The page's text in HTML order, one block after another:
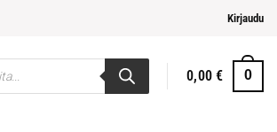
Kirjaudu
0,00€ 0